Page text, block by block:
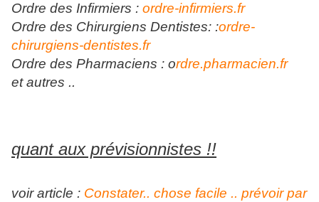
Ordre des Infirmiers : ordre-infirmiers.fr
Ordre des Chirurgiens Dentistes: :ordre-
chirurgiens-dentistes.fr
Ordre des Pharmaciens : ordre.pharmacien.fr
et autres ..
quant aux prévisionnistes !!
voir article : Constater.. chose facile .. prévoir par